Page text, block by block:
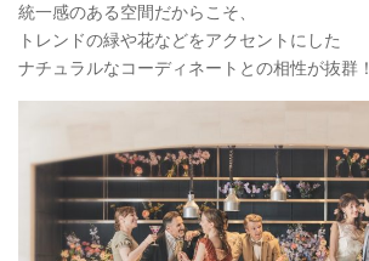
統一感のある空間だからこそ、
トレンドの緑や花などをアクセントにした
ナチュラルなコーディネートとの相性が抜群！